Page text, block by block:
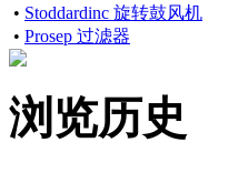
• Stoddardinc 旋转鼓风机
• Prosep 过滤器
浏览历史